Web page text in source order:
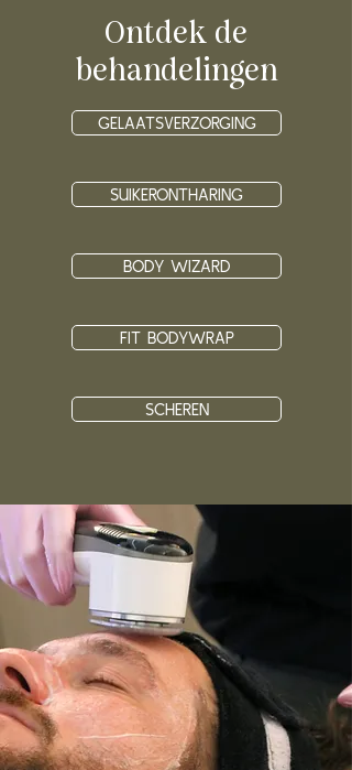
Ontdek de
behandelingen
GELAATSVERZORGING
SUIKERONTHARING
BODY WIZARD
FIT BODYWRAP
SCHEREN